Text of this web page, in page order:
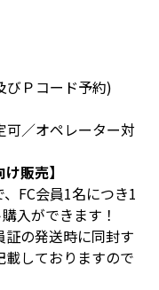
びＰコード予約)
／オペレーター対
販売】
FC会員1名につき1
入ができます！
の発送時に同封す
しておりますので